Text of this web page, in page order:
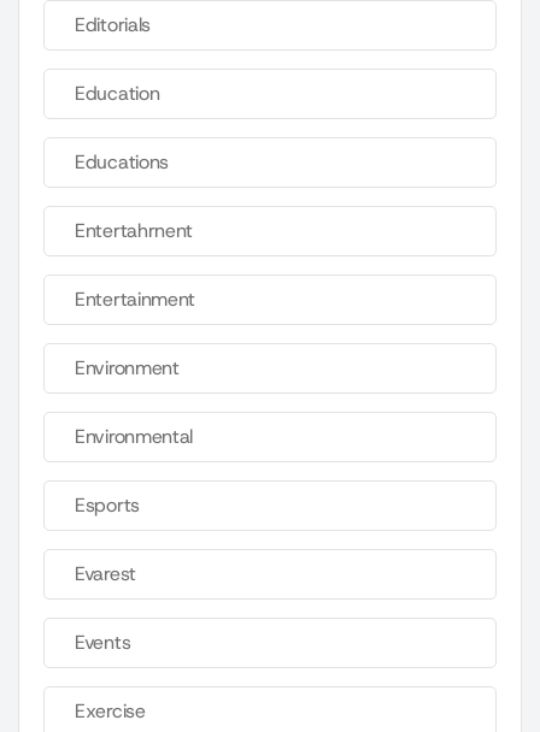
Editorials
Education
Educations
Entertahrnent
Entertainment
Environment
Environmental
Esports
Evarest
Events
Exercise